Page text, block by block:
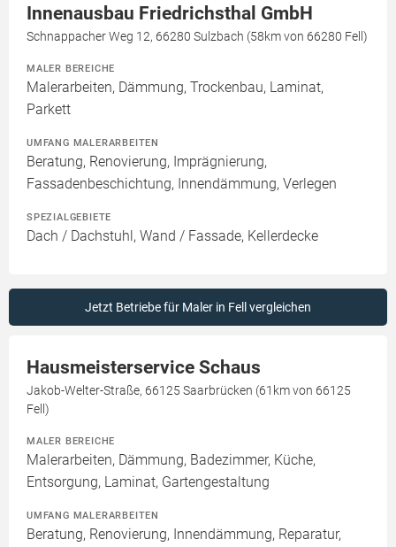
Innenausbau Friedrichsthal GmbH
Schnappacher Weg 12, 66280 Sulzbach (58km von 66280 Fell)
MALER BEREICHE
Malerarbeiten, Dämmung, Trockenbau, Laminat,
Parkett
UMFANG MALERARBEITEN
Beratung, Renovierung, Imprägnierung,
Fassadenbeschichtung, Innendämmung, Verlegen
SPEZIALGEBIETE
Dach / Dachstuhl, Wand / Fassade, Kellerdecke
Jetzt Betriebe für Maler in Fell vergleichen
Hausmeisterservice Schaus
Jakob-Welter-Straße, 66125 Saarbrücken (61km von 66125
Fell)
MALER BEREICHE
Malerarbeiten, Dämmung, Badezimmer, Küche,
Entsorgung, Laminat, Gartengestaltung
UMFANG MALERARBEITEN
Beratung, Renovierung, Innendämmung, Reparatur,